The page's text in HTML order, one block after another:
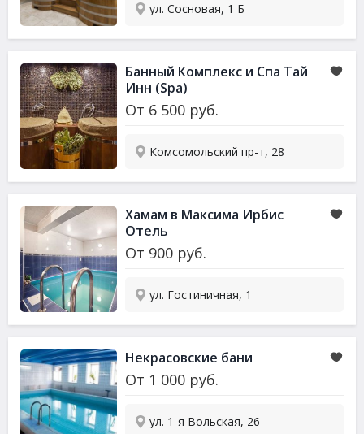
ул. Сосновая, 1 Б
Банный Комплекс и Спа Тай
Инн (Spa)
От 6 500 руб.
Комсомольский пр-т, 28
Хамам в Максима Ирбис
Отель
От 900 руб.
ул. Гостиничная, 1
Некрасовские бани
От 1 000 руб.
ул. 1-я Вольская, 26